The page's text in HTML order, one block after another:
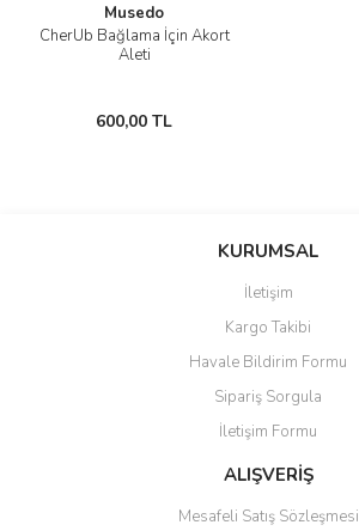
Musedo
CherUb Bağlama İçin Akort
Aleti
600,00 TL
KURUMSAL
İletişim
Kargo Takibi
Havale Bildirim Formu
Sipariş Sorgula
İletişim Formu
ALIŞVERİŞ
Mesafeli Satış Sözleşmesi